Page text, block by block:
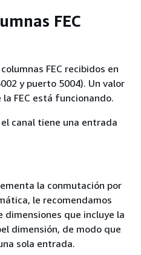
FEC
FEC recibidos en
y puerto 5004). Un valor
FEC está funcionando.
canal tiene una entrada
la conmutación por
le recomendamos
dimensiones que incluye la
dimensión, de modo que
sola entrada.